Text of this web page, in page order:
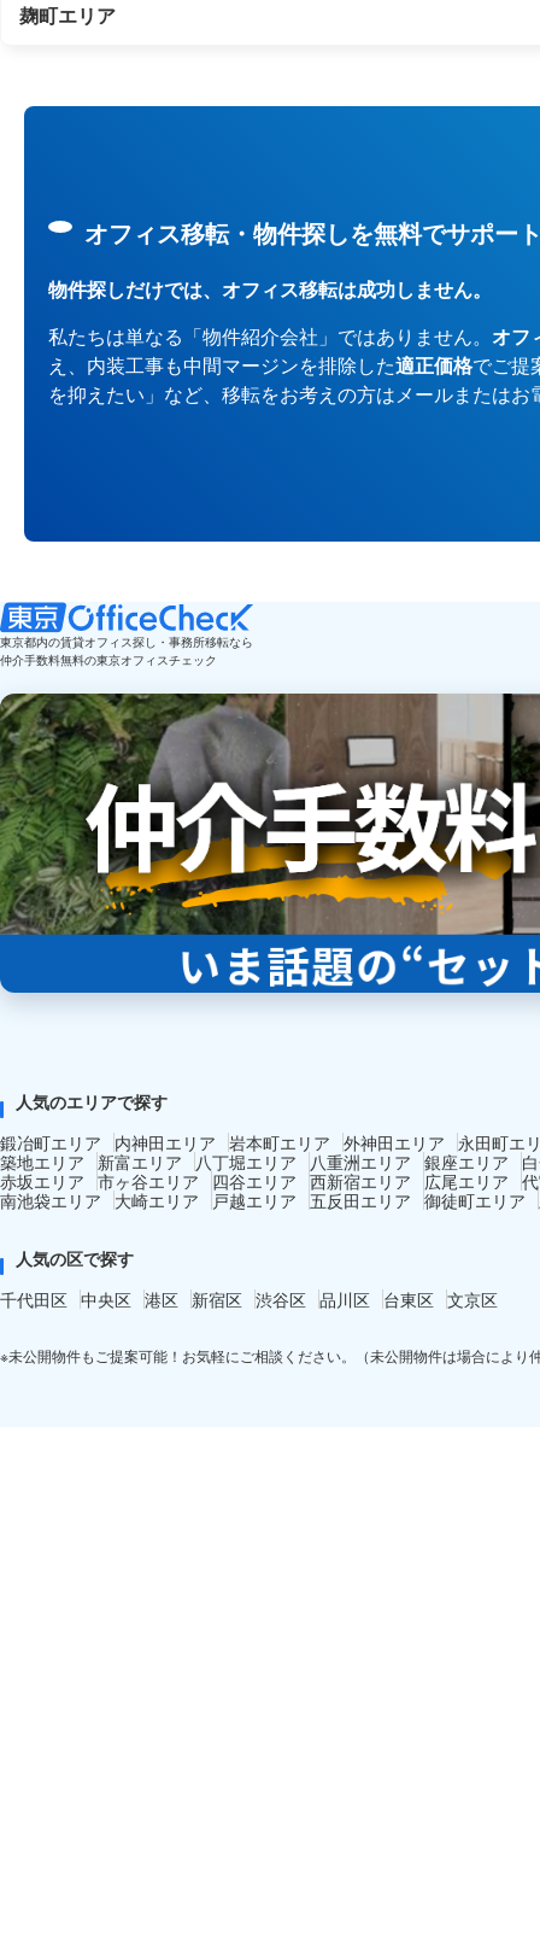
麹町エリア
オフィス移転・物件探しを無料でサポー
物件探しだけでは、オフィス移転は成功しません。
私たちは単なる「物件紹介会社」ではありません。 オフ
え、内装工事も中間マージンを排除した適正価格でご提
を抑えたい」など、移転をお考えの方はメールまたは
東京都内の賃貸オフィス探し・事務所移転なら
仲介手数料無料の東京オフィスチェック
人気のエリアで探す
鍛冶町エリア
内神田エリア 岩本町エリア 外神田エリア
永田町エ
築地エリア
新富エリア 八丁堀エリア 八重洲エリア 銀座エリア
赤坂エリア 市ヶ谷エリア 四谷エリア 西新宿エリア 広尾エリア
南池袋エリア
大崎エリア 戸越エリア 五反田エリア 御徒町エリア
人気の区で探す
千代田区 中央区 港区 新宿区 渋谷区 品川区 台東区 文京区
※未公開物件もご提案可能！お気軽にご相談ください。（未公開物件は場合により